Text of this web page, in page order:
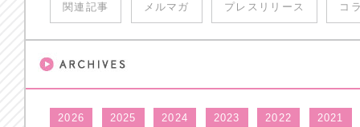
関連記事 メルマガ プレスリリース コ
2026 2025 2024 2023 2022 2021